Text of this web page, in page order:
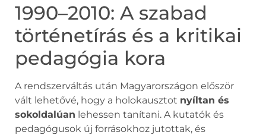
1990–2010: A szabad
történetírás és a kritikai
pedagógia kora
A rendszerváltás után Magyarországon először
vált lehetővé, hogy a holokausztot nyíltan és
sokoldalúan lehessen tanítani. A kutatók és
pedagógusok új forrásokhoz jutottak, és